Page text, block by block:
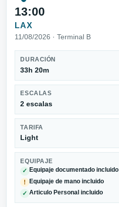
13:00
LAX
11/08/2026 · Terminal B
DURACIÓN
33h 20m
ESCALAS
2 escalas
TARIFA
Light
EQUIPAJE
✓ Equipaje documentado incluido
! Equipaje de mano incluido
✓ Articulo Personal incluido